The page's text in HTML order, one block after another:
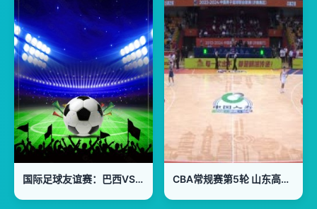
国际足球友谊赛：巴西VS埃及20260607 CBA常规赛第5轮 山东高速VS山西汾酒 20231102(石楷文)